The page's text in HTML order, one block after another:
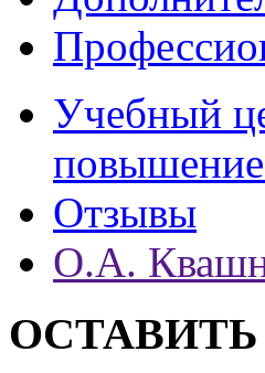
Учебный
Отзывы
О.А.